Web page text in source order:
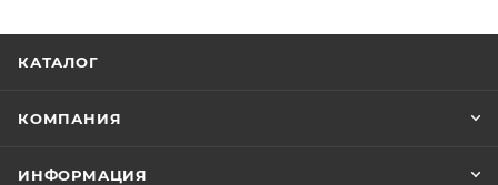
КАТАЛОГ
КОМПАНИЯ
ИНФОРМАЦИЯ